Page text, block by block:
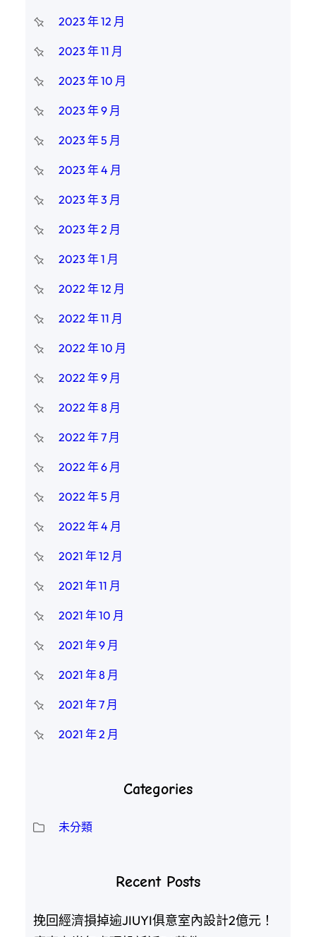
2023 年 12 月
2023 年 11 月
2023 年 10 月
2023 年 9 月
2023 年 5 月
2023 年 4 月
2023 年 3 月
2023 年 2 月
2023 年 1 月
2022 年 12 月
2022 年 11 月
2022 年 10 月
2022 年 9 月
2022 年 8 月
2022 年 7 月
2022 年 6 月
2022 年 5 月
2022 年 4 月
2021 年 12 月
2021 年 11 月
2021 年 10 月
2021 年 9 月
2021 年 8 月
2021 年 7 月
2021 年 2 月
Categories
未分類
Recent Posts
挽回經濟損掉逾JIUYI俱意室內設計2億元！